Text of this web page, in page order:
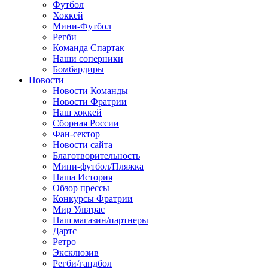
Футбол
Хоккей
Мини-Футбол
Регби
Команда Спартак
Наши соперники
Бомбардиры
Новости
Новости Команды
Новости Фратрии
Наш хоккей
Сборная России
Фан-cектор
Новости сайта
Благотворительность
Мини-футбол/Пляжка
Наша История
Обзор прессы
Конкурсы Фратрии
Мир Ультрас
Наш магазин/партнеры
Дартс
Ретро
Эксклюзив
Регби/гандбол